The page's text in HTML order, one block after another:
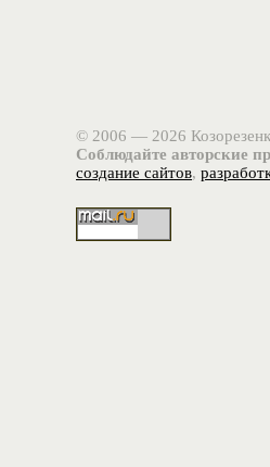
© 2006 — 2026
Соблюдайте авторские
создание сайтов,